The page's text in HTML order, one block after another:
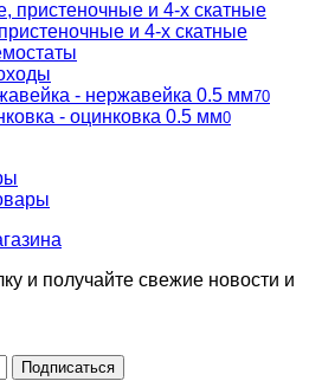
и 4-х скатные
- нержавейка 0.5 мм70
- оцинковка 0.5 мм0
и получайте свежие новости и